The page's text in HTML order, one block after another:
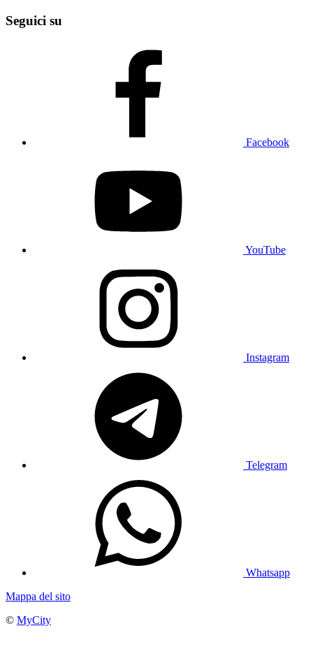
Seguici su
Facebook
YouTube
Instagram
Telegram
Whatsapp
Mappa del sito
© MyCity